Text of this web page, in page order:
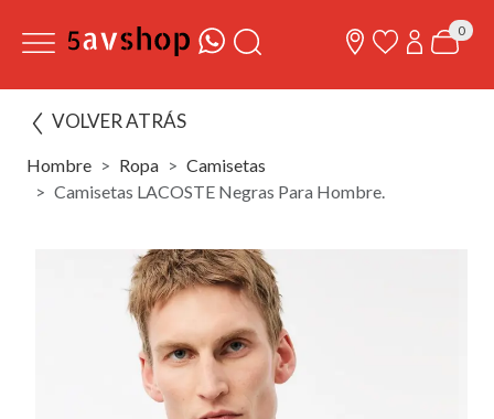
0
VOLVER ATRÁS
Hombre Ropa
Camisetas
Camisetas LACOSTE Negras Para Hombre.